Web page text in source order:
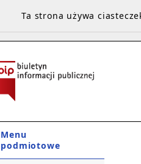
Menu
podmiotowe
Ta strona używa